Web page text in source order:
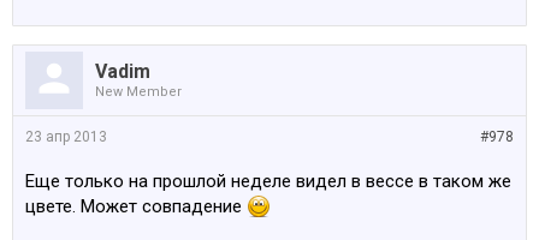
Vadim
New Member
#978
23 апр 2013
Еще только на прошлой неделе видел в вессе в таком же
цвете. Может совпадение